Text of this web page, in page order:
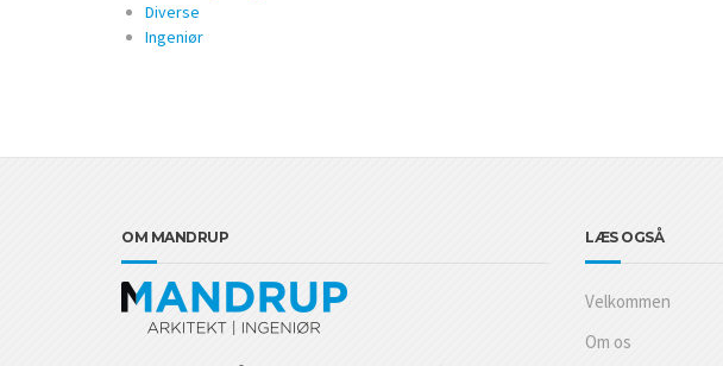
Diverse
Ingeniør
OM MANDRUP LÆS OGSÅ
Velkommen
Om os